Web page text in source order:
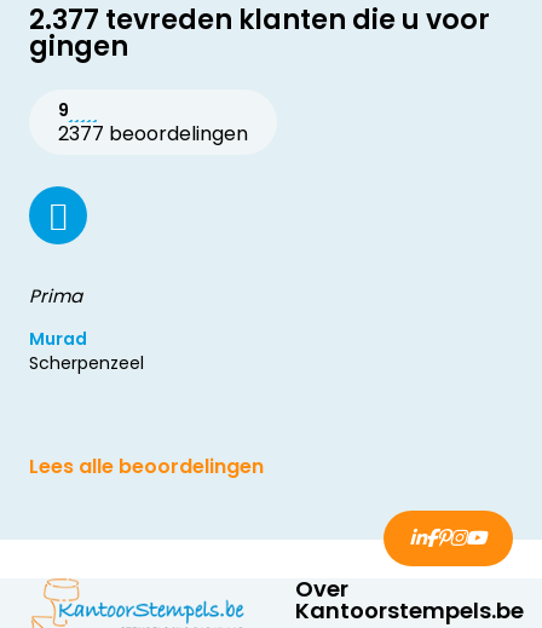
2.377 tevreden klanten die u voor
gingen
9
2377 beoordelingen
Prima
Murad
Scherpenzeel
Lees alle beoordelingen
Over
Kantoorstempels.be